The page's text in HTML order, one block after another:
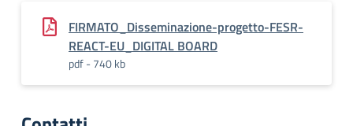
FIRMATO_Disseminazione-progetto-FESR-
REACT-EU_DIGITAL BOARD
pdf - 740 kb